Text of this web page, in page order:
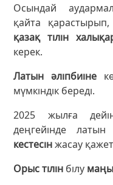
Осындай
қайта
қазақ тілін
керек.
Латын әліпбиіне
мүмкіндік береді.
2025 жылға
деңгейінде
кестесінжасау
Орыс тілін білу